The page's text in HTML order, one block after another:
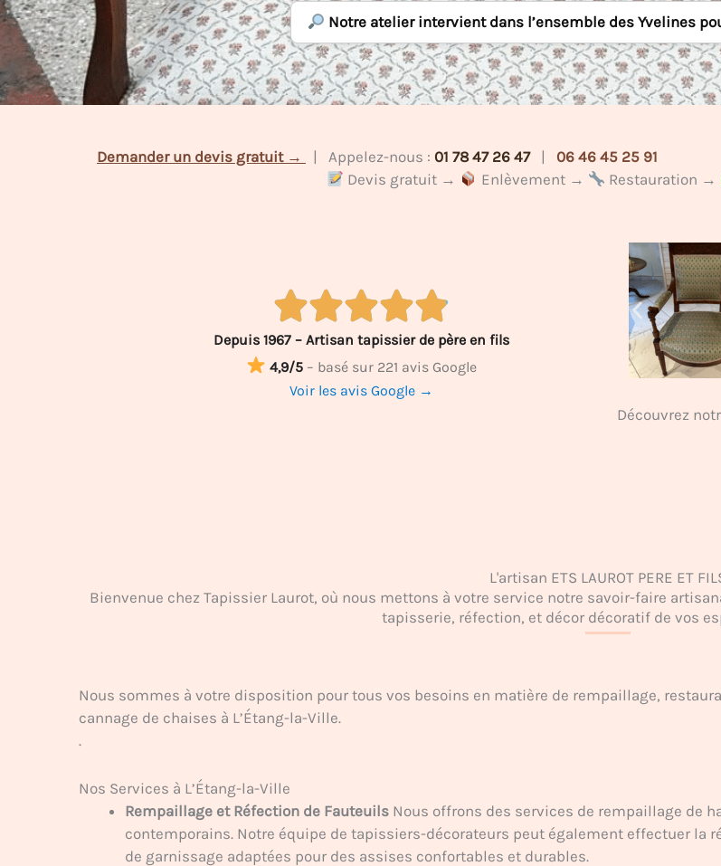
Notre atelier intervient dans l’ensemble des Yvelines
Demander un devis gratuit → | Appelez-nous : 01 78 47 26 47 | 06 46 45 25 91
Devis gratuit →
Enlèvement → Restauration →
Depuis 1967 – Artisan tapissier de père en fils
4,9/5 – basé sur 221 avis Google
Voir les avis Google →
Découvrez
L'artisan ETS LAUROT PERE ET
Bienvenue chez Tapissier Laurot, où nous mettons à votre service notre savoir-faire
tapisserie, réfection, et décor décoratif de vos
Nous sommes à votre disposition pour tous vos besoins en matière de rempaillage,
cannage de chaises à L’Étang-la-Ville.
.
Nos Services à L’Étang-la-Ville
Rempaillage et Réfection de Fauteuils Nous offrons des services de rempaillage de
contemporains. Notre équipe de tapissiers-décorateurs peut également effectuer
de garnissage adaptées pour des assises confortables et durables.